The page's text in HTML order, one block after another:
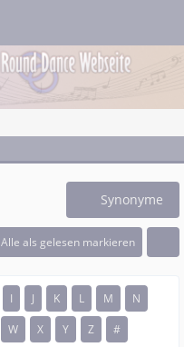
Synonyme
Alle als gelesen markieren
I J K L M
N
W X Y Z #